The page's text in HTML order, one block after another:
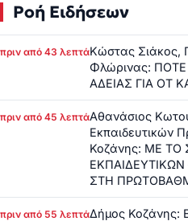
Ροή Ειδήσεων
πριν από 43 λεπτάΚώστας Σιάκος,
Φλώρινας:
ΑΔΕΙΑΣ ΓΙΑ ΟΤ
πριν από 45 λεπτάΑθανάσιος
Εκπαιδευτικών
Κοζάνης: ΜΕ ΤΟ
ΣΤΗ
πριν από 55 λεπτάΔήμος Κοζάνης: